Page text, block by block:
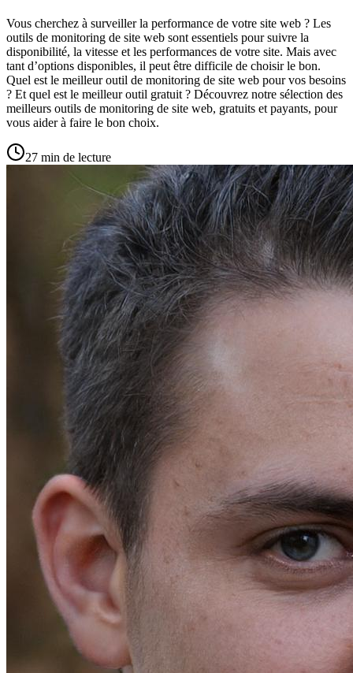
Vous cherchez à surveiller la performance de votre site web ? Les
outils de monitoring de site web sont essentiels pour suivre la
disponibilité, la vitesse et les performances de votre site. Mais avec
tant d’options disponibles, il peut être difficile de choisir le bon.
Quel est le meilleur outil de monitoring de site web pour vos besoins
? Et quel est le meilleur outil gratuit ? Découvrez notre sélection des
meilleurs outils de monitoring de site web, gratuits et payants, pour
vous aider à faire le bon choix.
27 min de lecture